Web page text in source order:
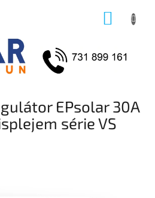
EPsolar 30A
série VS